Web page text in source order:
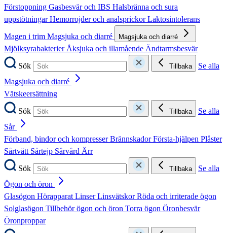
Förstoppning Gasbesvär och IBS Halsbränna och sura
uppstötningarHemorrojder och analsprickorLaktosintolerans
Magen i trim Magsjuka och diarré Magsjuka och diarré
MjölksyrabakterierÅksjuka och illamående Ändtarmsbesvär
Sök
Tillbaka
Se alla
Magsjuka och diarré
Vätskeersättning
Sök
Tillbaka
Se alla
Sår
Förband, bindor och kompresserBrännskadorFörsta-hjälpen Plåster
Sårtvätt Sårtejp Sårvård Ärr
Sök
Tillbaka
Se alla
Ögon och öron
Glasögon HörapparatLinserLinsvätskorRöda och irriterade ögon
Solglasögon Tillbehör ögon och öron Torra ögon Öronbesvär
Öronproppar